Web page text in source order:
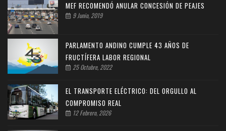
MEF RECOMENDÓ ANULAR CONCESIÓN DE PEAJES
9 Junio, 2019
PARLAMENTO ANDINO CUMPLE 43 AÑOS DE
FRUCTÍFERA LABOR REGIONAL
25 Octubre, 2022
EL TRANSPORTE ELÉCTRICO: DEL ORGULLO AL
COMPROMISO REAL
12 Febrero, 2026